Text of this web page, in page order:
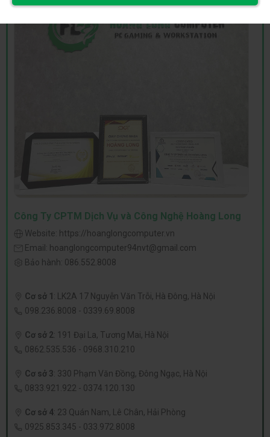
Công Ty CPTM Dịch Vụ và Công Nghệ Hoàng Long
Website: https://hoanglongcomputer.vn
Email: hoanglongcomputer94nvt@gmail.com
Bảo hành: 086.552.8008
Cơ sở 1 : LK2A 17 Nguyễn Văn Trỗi, Hà Đông, Hà Nội
098.236.8008 - 0339.69.8008
Cơ sở 2: 191 Đại La, Tương Mai, Hà Nội
0862.535.536 - 0968.310.210
Cơ sở 3: 330 Phạm Văn Đồng, Đông Ngạc, Hà Nội
0833.921.922 - 0374.120.130
Cơ sở 4: 23 Quán Nam, Lê Chân, Hải Phòng
0925.853.345 - 033.972.8008